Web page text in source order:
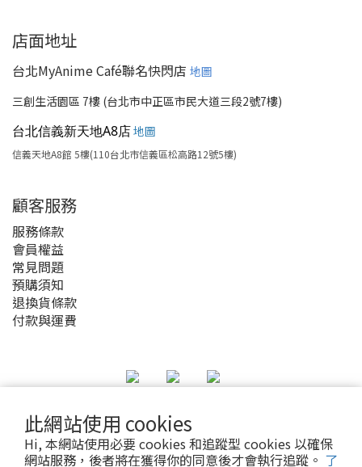
此網站使用 cookies
Hi, 本網站使用必要 cookies 和追蹤型 cookies 以確保
網站服務，後者將在獲得你的同意後才會執行追蹤。 了
店面地址
台北MyAnime Café聯名快閃店 地圖
三創生活園區 7樓 (台北市中正區市民大道三段2號7樓)
台北信義新天地A8店地圖
信義天地A8館 5樓(110台北市信義區松高路12號5樓)
顧客服務
服務條款
會員權益
常見問題
預購須知
退換貨條款
付款與運費
2020 © MyAnime Square